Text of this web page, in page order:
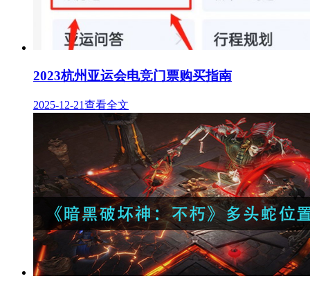
2023杭州亚运会电竞门票购买指南
2025-12-21查看全文